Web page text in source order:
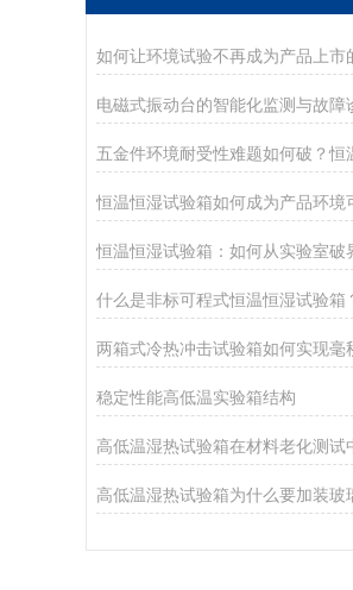
什么是非标可程式恒温恒湿试验箱
稳定性能高低温实验箱结构
高低温湿热试验箱为什么要加装玻